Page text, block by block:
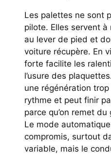
Les palettes ne sont
pilote. Elles servent
au lever de pied et
voiture récupère. En
forte facilite les
l’usure des
une régénération
rythme et peut finir
parce qu’on remet
Le mode
compromis, surtout
variable, mais le